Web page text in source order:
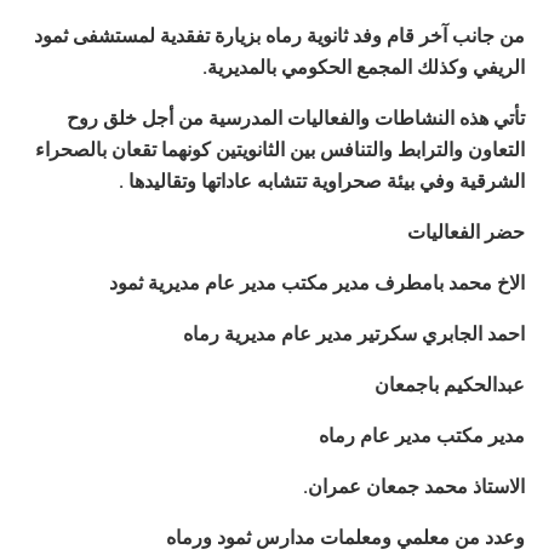
من جانب آخر قام وفد ثانوية رماه بزيارة تفقدية لمستشفى ثمود
الريفي وكذلك المجمع الحكومي بالمديرية.
تأتي هذه النشاطات والفعاليات المدرسية من أجل خلق روح
التعاون والترابط والتنافس بين الثانويتين كونهما تقعان بالصحراء
الشرقية وفي بيئة صحراوية تتشابه عاداتها وتقاليدها .
حضر الفعاليات
الاخ محمد بامطرف مدير مكتب مدير عام مديرية ثمود
احمد الجابري سكرتير مدير عام مديرية رماه
عبدالحكيم باجمعان
مدير مكتب مدير عام رماه
الاستاذ محمد جمعان عمران.
وعدد من معلمي ومعلمات مدارس ثمود ورماه